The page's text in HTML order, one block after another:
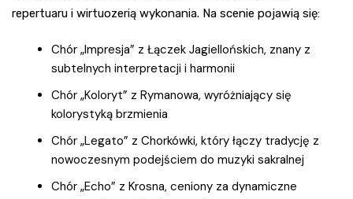
repertuaru i wirtuozerią wykonania. Na scenie pojawią się:
Chór „Impresja” z Łączek Jagiellońskich, znany z
subtelnych interpretacji i harmonii
Chór „Koloryt” z Rymanowa, wyróżniający się
kolorystyką brzmienia
Chór „Legato” z Chorkówki, który łączy tradycję z
nowoczesnym podejściem do muzyki sakralnej
Chór „Echo” z Krosna, ceniony za dynamiczne